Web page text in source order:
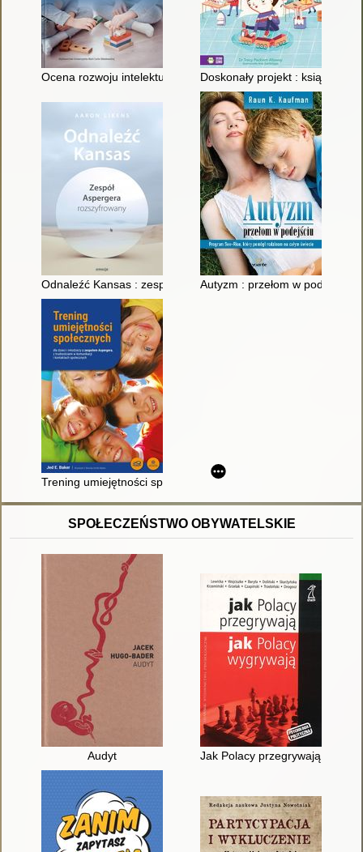
Ocena rozwoju intelektualnego dzieci z wybranymi
Doskonały projekt : książka o
Odnaleźć Kansas : zespół Aspergera rozszyfrowany
Autyzm : przełom w podejściu
Trening umiejętności społecznych : dla dzieci i młodzieży z
SPOŁECZEŃSTWO OBYWATELSKIE
Audyt Jak Polacy przegrywają, jak